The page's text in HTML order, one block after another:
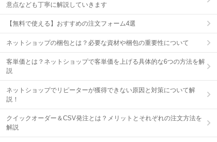
意点なども丁寧に解説していきます
【無料で使える】おすすめの注文フォーム4選
ネットショップの梱包とは？必要な資材や梱包の重要性について
客単価とは？ネットショップで客単価を上げる具体的な6つの方法を解
説
ネットショップでリピーターが獲得できない原因と対策について解
説！
クイックオーダー＆CSV発注とは？メリットとそれぞれの注文方法を
解説